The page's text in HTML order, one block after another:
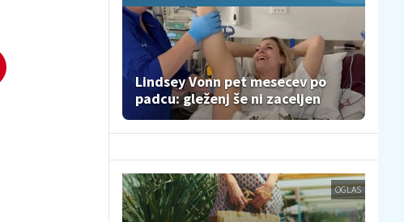
Lindsey Vonn pet mesecev po
padcu: gleženj še ni zaceljen
OGLAS